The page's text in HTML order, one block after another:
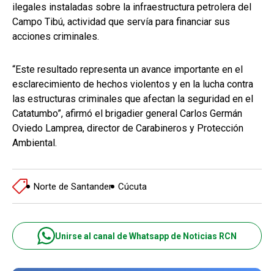
ilegales instaladas sobre la infraestructura petrolera del
Campo Tibú, actividad que servía para financiar sus
acciones criminales.
“Este resultado representa un avance importante en el
esclarecimiento de hechos violentos y en la lucha contra
las estructuras criminales que afectan la seguridad en el
Catatumbo”, afirmó el brigadier general Carlos Germán
Oviedo Lamprea, director de Carabineros y Protección
Ambiental.
Norte de Santander Cúcuta
Unirse al canal de Whatsapp de Noticias RCN